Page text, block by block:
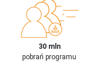
30 mln
pobrań programu